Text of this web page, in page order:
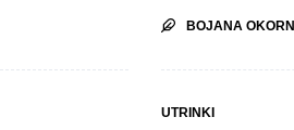
BOJANA OKORN
UTRINKI